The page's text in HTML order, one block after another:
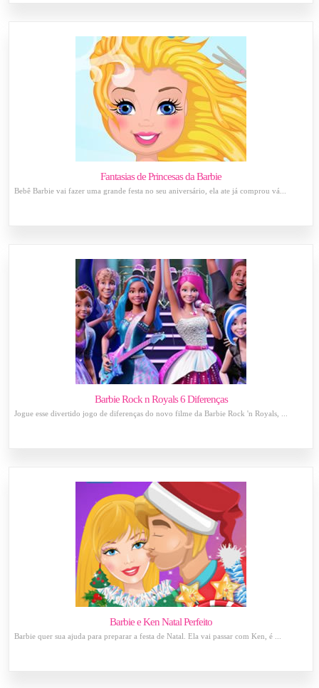
Fantasias de Princesas da Barbie
Bebê Barbie vai fazer uma grande festa no seu aniversário, ela ate já comprou vá...
Barbie Rock n Royals 6 Diferenças
Jogue esse divertido jogo de diferenças do novo filme da Barbie Rock 'n Royals, ...
Barbie e Ken Natal Perfeito
Barbie quer sua ajuda para preparar a festa de Natal. Ela vai passar com Ken, é ...